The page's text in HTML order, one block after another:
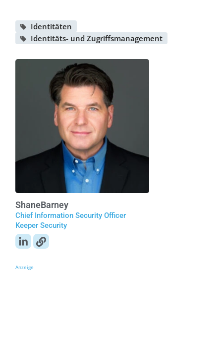
Identitäten
Identitäts- und Zugriffsmanagement
ShaneBarney
Chief Information Security Officer
Keeper Security
Anzeige